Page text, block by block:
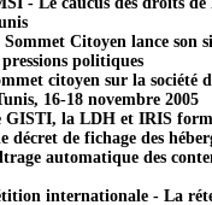
Sommet Citoyen lance son
politiques
citoyen sur la société
16-18 novembre 2005
GISTI, la LDH et IRIS
décret de fichage des
automatique des
internationale - La